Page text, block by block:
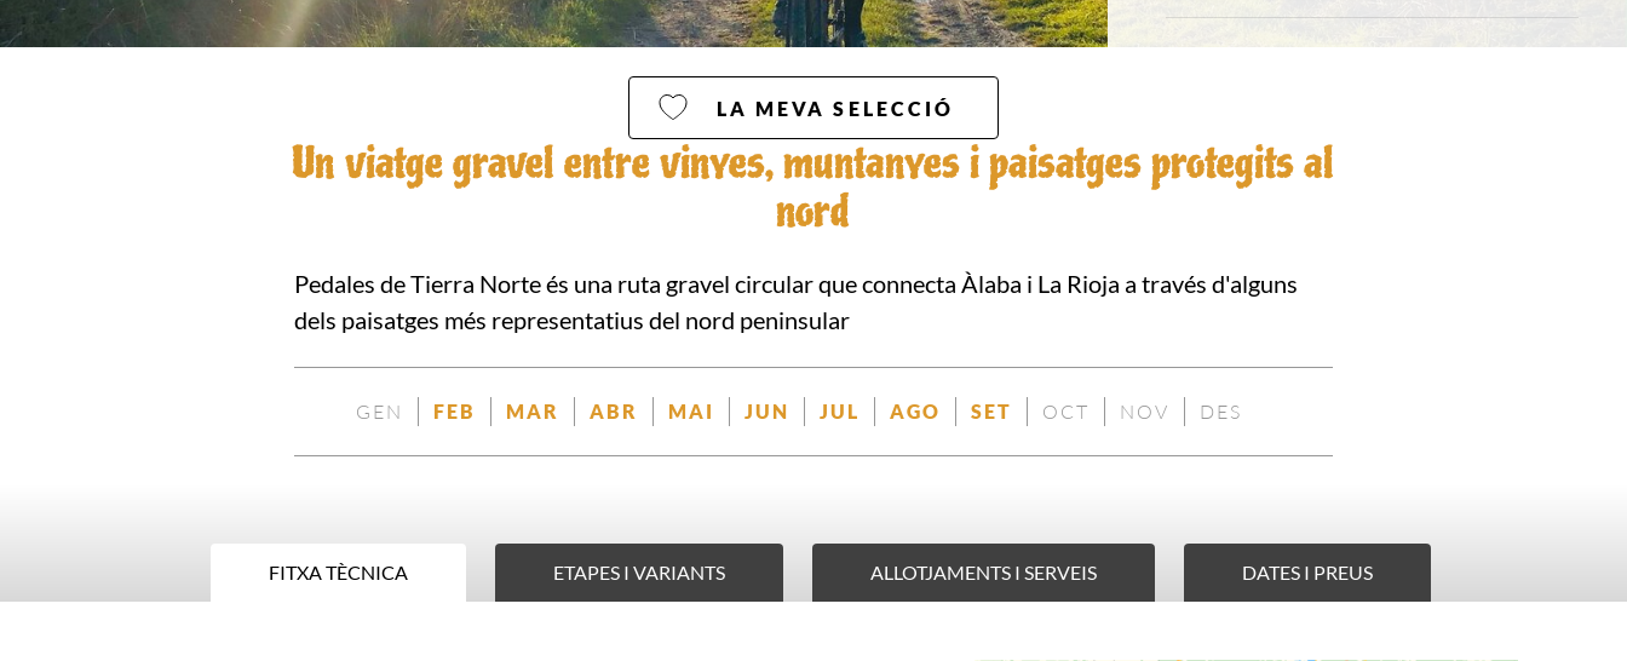
LA MEVA SELECCIÓ
Un viatge gravel entre vinyes, muntanyes i paisatges protegits al
nord
Pedales de Tierra Norte és una ruta gravel circular que connecta Àlaba i La Rioja a través d'alguns
dels paisatges més representatius del nord peninsular
GEN
NO
DISPONIBLE
FEB
DISPONIBLE
MAR
DISPONIBLE
ABR
DISPONIBLE
MAI
DISPONIBLE
JUN
DISPONIBLE
JUL
DISPONIBLE
AGO
DISPONIBLE
SET
DISPONIBLE
OCT
NO
DISPONIBLE
NOV
NO
DISPONIBLE
DES
DISPONIBLE
FITXA TÈCNICA ETAPES I VARIANTS ALLOTJAMENTS I SERVEIS DATES I PREUS